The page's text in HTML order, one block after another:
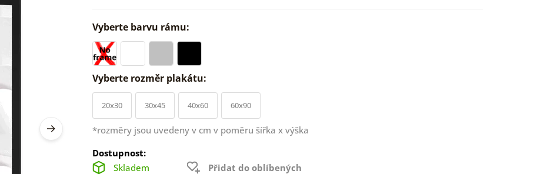
Vyberte barvu rámu:
Vyberte rozměr plakátu:
20x30 30x45 40x60 60x90
*rozměry jsou uvedeny v cm v poměru šířka x výška
Dostupnost:
Skladem
Přidat do oblíbených